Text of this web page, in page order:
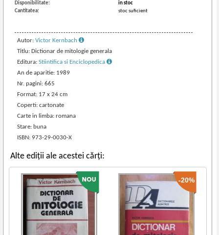
Disponibilitate:
in stoc
Cantitatea:
stoc suficient
Autor:Victor Kernbach
Titlu: Dictionar de mitologie generala
Editura:Stiintifica si Enciclopedica
An de aparitie: 1989
Nr. pagini: 665
Format: 17 x 24 cm
Coperti: cartonate
Carte in limba: romana
Stare: buna
ISBN: 973-29-0030-X
Alte ediții ale acestei cărți:
-20%